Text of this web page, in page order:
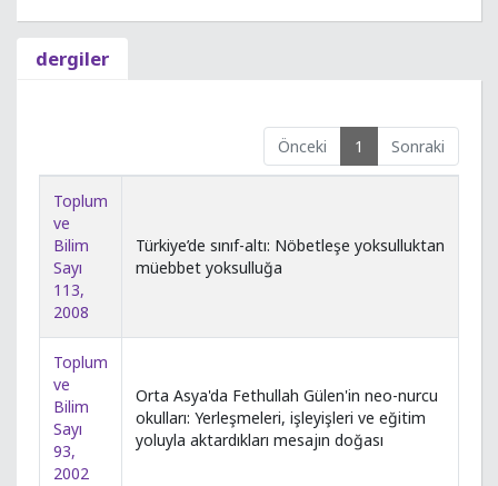
dergiler
Önceki 1 Sonraki
Toplum
ve
Bilim
Sayı
113,
2008
Türkiye’de sınıf-altı: Nöbetleşe yoksulluktan
müebbet yoksulluğa
Toplum
ve
Bilim
Sayı
93,
2002
Orta Asya'da Fethullah Gülen'in neo-nurcu
okulları: Yerleşmeleri, işleyişleri ve eğitim
yoluyla aktardıkları mesajın doğası